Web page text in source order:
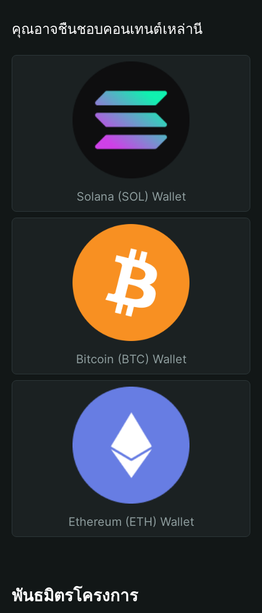
คุณอาจชื่นชอบคอนเทนต์เหล่านี้
Solana (SOL) Wallet
Bitcoin (BTC) Wallet
Ethereum (ETH) Wallet
พันธมิตรโครงการ